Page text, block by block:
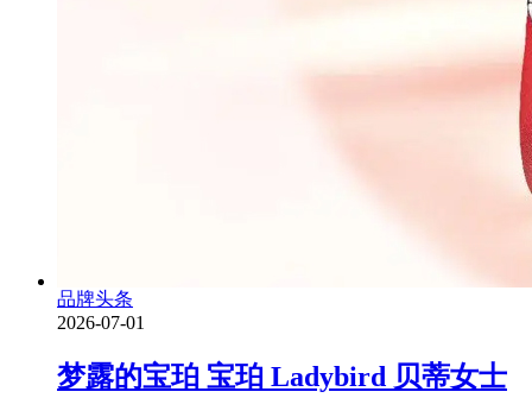
品牌头条
2026-07-01
梦露的宝珀 宝珀 Ladybird 贝蒂女士